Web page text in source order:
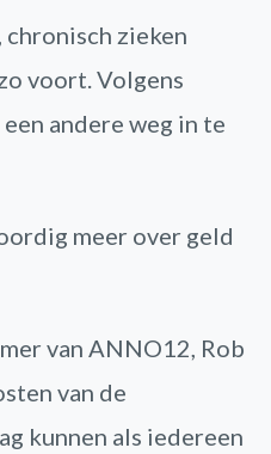
zieken
voort. Volgens
andere weg in te
meer over geld
van ANNO12, Rob
van de
kunnen als iedereen